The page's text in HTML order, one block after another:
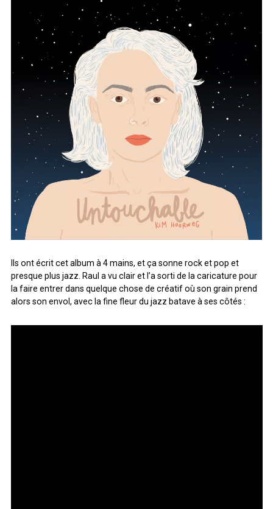
Ils ont écrit cet album à 4 mains, et ça sonne rock et pop et
presque plus jazz. Raul a vu clair et l’a sorti de la caricature pour
la faire entrer dans quelque chose de créatif où son grain prend
alors son envol, avec la fine fleur du jazz batave à ses côtés :